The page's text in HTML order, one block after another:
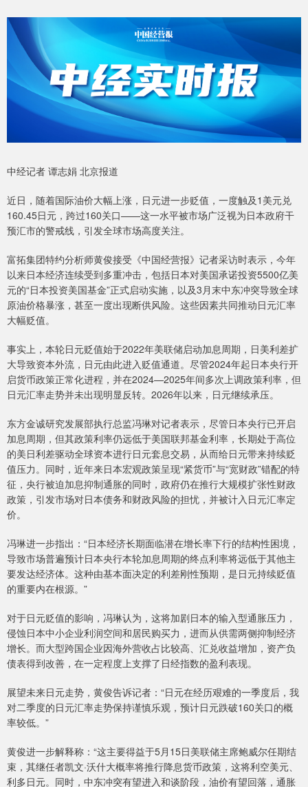
中经记者 谭志娟 北京报道
近日，随着国际油价大幅上涨，日元进一步贬值，一度触及1美元兑
160.45日元，跨过160关口——这一水平被市场广泛视为日本政府干
预汇市的警戒线，引发全球市场高度关注。
富拓集团特约分析师黄俊接受《中国经营报》记者采访时表示，今年
以来日本经济连续受到多重冲击，包括日本对美国承诺投资5500亿美
元的“日本投资美国基金”正式启动实施，以及3月末中东冲突导致全球
原油价格暴涨，甚至一度出现断供风险。这些因素共同推动日元汇率
大幅贬值。
事实上，本轮日元贬值始于2022年美联储启动加息周期，日美利差扩
大导致资本外流，日元由此进入贬值通道。尽管2024年起日本央行开
启货币政策正常化进程，并在2024—2025年间多次上调政策利率，但
日元汇率走势并未出现明显反转。2026年以来，日元继续承压。
东方金诚研究发展部执行总监冯琳对记者表示，尽管日本央行已开启
加息周期，但其政策利率仍远低于美国联邦基金利率，长期处于高位
的美日利差驱动全球资本进行日元套息交易，从而给日元带来持续贬
值压力。同时，近年来日本宏观政策呈现“紧货币”与“宽财政”错配的特
征，央行被迫加息抑制通胀的同时，政府仍在推行大规模扩张性财政
政策，引发市场对日本债务和财政风险的担忧，并被计入日元汇率定
价。
冯琳进一步指出：“日本经济长期面临潜在增长率下行的结构性困境，
导致市场普遍预计日本央行本轮加息周期的终点利率将远低于其他主
要发达经济体。这种由基本面决定的利差刚性预期，是日元持续贬值
的重要内在根源。”
对于日元贬值的影响，冯琳认为，这将加剧日本的输入型通胀压力，
侵蚀日本中小企业利润空间和居民购买力，进而从供需两侧抑制经济
增长。而大型跨国企业因海外营收占比较高、汇兑收益增加，资产负
债表得到改善，在一定程度上支撑了日经指数的盈利表现。
展望未来日元走势，黄俊告诉记者：“日元在经历艰难的一季度后，我
对二季度的日元汇率走势保持谨慎乐观，预计日元跌破160关口的概
率较低。”
黄俊进一步解释称：“这主要得益于5月15日美联储主席鲍威尔任期结
束，其继任者凯文·沃什大概率将推行降息货币政策，这将利空美元、
利多日元。同时，中东冲突有望进入和谈阶段，油价有望回落，通胀